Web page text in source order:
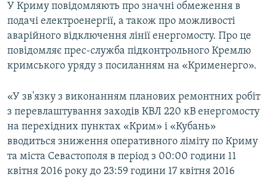
Усі сайти RFE/RL
У Криму повідомляють про значні обмеження в
подачі електроенергії, а також про можливості
аварійного відключення лінії енергомосту. Про це
повідомляє прес-служба підконтрольного Кремлю
кримського уряду з посиланням на «Крименерго».
«У зв'язку з виконанням планових ремонтних робіт
з перевлаштування заходів КВЛ 220 кВ енергомосту
на перехідних пунктах «Крим» і «Кубань»
вводиться зниження оперативного ліміту по Криму
та міста Севастополя в період з 00:00 години 11
квітня 2016 року до 23:59 години 17 квітня 2016